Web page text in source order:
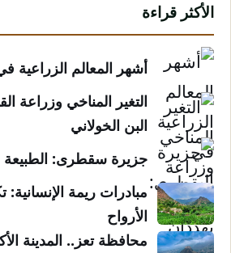
الأكثر قراءة
أشهر المعالم الزراعية
التغير المناخي وزراعة
البن الخولاني
جزيرة سقطرى: الطبيعة
مبادرات ريمة
الأرواح
محافظة تعز.. المدينة